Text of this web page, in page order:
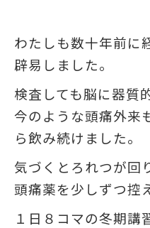
わたしも数十年前に
辟易しました。
検査しても脳に器質
今のような頭痛外来
ら飲み続けました。
気づくとろれつが回
頭痛薬を少しずつ控
１日８コマの冬期講